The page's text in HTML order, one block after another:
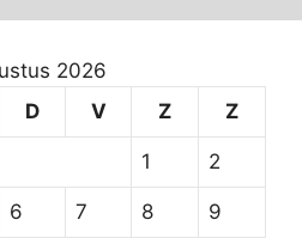
2026
D V Z Z
1 2
6 7 8 9